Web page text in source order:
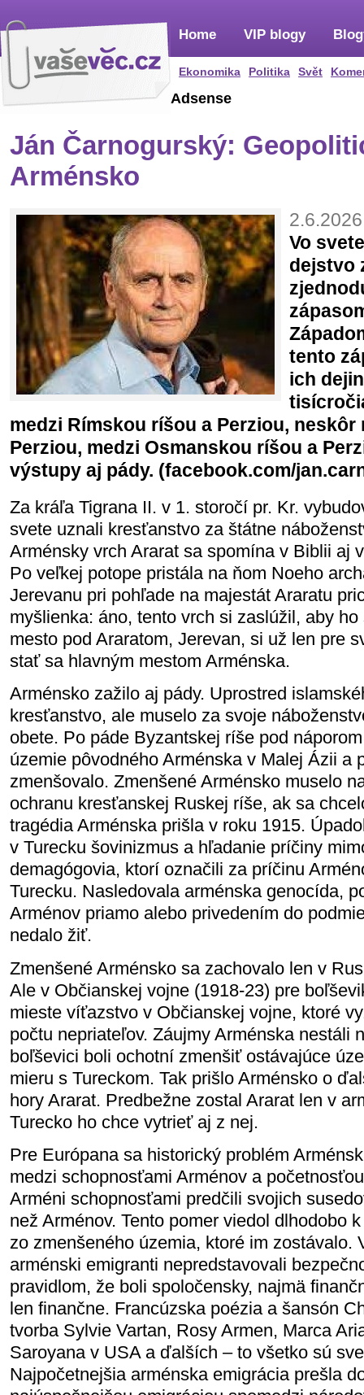
Home
Ekonomika Politika Svět
VIP blogy
Adsense
Ján Čarnogurský:
Arménsko
Vo
dejstvo
tento
ich
medzi Rímskou ríšou a Perziou, neskôr
Perziou, medzi Osmanskou ríšou a
výstupy aj pády. (facebook.com/
Za kráľa Tigrana II. v 1. storočí pr. Kr.
svete uznali kresťanstvo za štátne
Arménsky vrch Ararat sa spomína v Biblii aj
Po veľkej potope pristála na ňom Noeho
Jerevanu pri pohľade na majestát Araratu
myšlienka: áno, tento vrch si zaslúžil, aby
mesto pod Araratom, Jerevan, si už len pre
stať sa hlavným mestom Arménska.
Arménsko zažilo aj pády. Uprostred
kresťanstvo, ale muselo za svoje
obete. Po páde Byzantskej ríše pod
územie pôvodného Arménska v Malej Ázii a
zmenšovalo. Zmenšené Arménsko muselo
ochranu kresťanskej Ruskej ríše, ak sa
tragédia Arménska prišla v roku 1915.
v Turecku šovinizmus a hľadanie príčiny
demagógovia, ktorí označili za príčinu
Turecku. Nasledovala arménska genocída,
Arménov priamo alebo privedením do
nedalo žiť.
Zmenšené Arménsko sa zachovalo len v
Ale v Občianskej vojne (1918-23) pre
mieste víťazstvo v Občianskej vojne, ktoré
počtu nepriateľov. Záujmy Arménska nestáli
boľševici boli ochotní zmenšiť ostávajúce
mieru s Tureckom. Tak prišlo Arménsko o
hory Ararat. Predbežne zostal Ararat len v
Turecko ho chce vytrieť aj z nej.
Pre Európana sa historický problém
medzi schopnosťami Arménov a
Arméni schopnosťami predčili svojich
než Arménov. Tento pomer viedol dlhodobo
zo zmenšeného územia, ktoré im zostávalo.
arménski emigranti nepredstavovali
pravidlom, že boli spoločensky, najmä
len finančne. Francúzska poézia a šansón
tvorba Sylvie Vartan, Rosy Armen, Marca
Saroyana v USA a ďalších – to všetko sú
Najpočetnejšia arménska emigrácia prešla